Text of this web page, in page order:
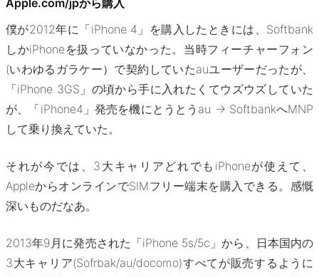
僕が2012年に「iPhone 4」を購入したときには、Softbank
しかiPhoneを扱っていなかった。当時フィーチャーフォン
(いわゆるガラケー）で契約していたauユーザーだったが、
「iPhone 3GS」の頃から手に入れたくてウズウズしていた
が、「iPhone4」発売を機にとうとうau → SoftbankへMNP
して乗り換えていた。
それが今では、3大キャリアどれでもiPhoneが使えて、
AppleからオンラインでSIMフリー端末を購入できる。感慨
深いものだなあ。
2013年9月に発売された「iPhone 5s/5c」から、日本国内の
3大キャリア(Sofrbak/au/docomo)すべてが販売するように